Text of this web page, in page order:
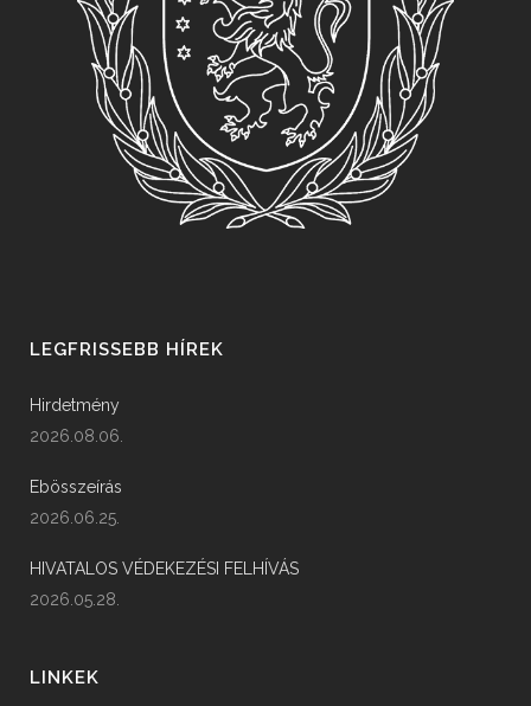
LEGFRISSEBB HÍREK
Hirdetmény
2026.08.06.
Ebösszeírás
2026.06.25.
HIVATALOS VÉDEKEZÉSI FELHÍVÁS
2026.05.28.
LINKEK